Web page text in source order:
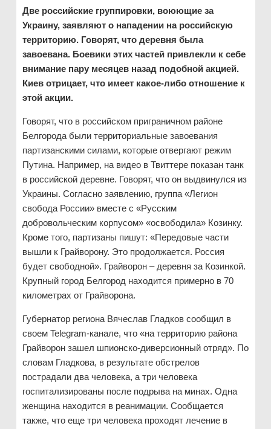
Две российские группировки, воюющие за
Украину, заявляют о нападении на российскую
территорию. Говорят, что деревня была
завоевана. Боевики этих частей привлекли к себе
внимание пару месяцев назад подобной акцией.
Киев отрицает, что имеет какое-либо отношение к
этой акции.
Говорят, что в российском приграничном районе
Белгорода были территориальные завоевания
партизанскими силами, которые отвергают режим
Путина. Например, на видео в Твиттере показан танк
в российской деревне. Говорят, что он выдвинулся из
Украины. Согласно заявлению, группа «Легион
свобода России» вместе с «Русским
добровольческим корпусом» «освободила» Козинку.
Кроме того, партизаны пишут: «Передовые части
вышли к Грайворону. Это продолжается. Россия
будет свободной». Грайворон – деревня за Козинкой.
Крупный город Белгород находится примерно в 70
километрах от Грайворона.
Губернатор региона Вячеслав Гладков сообщил в
своем Telegram-канале, что «на территорию района
Грайворон зашел шпионско-диверсионный отряд». По
словам Гладкова, в результате обстрелов
пострадали два человека, а три человека
госпитализированы после подрыва на минах. Одна
женщина находится в реанимации. Сообщается
также, что еще три человека проходят лечение в